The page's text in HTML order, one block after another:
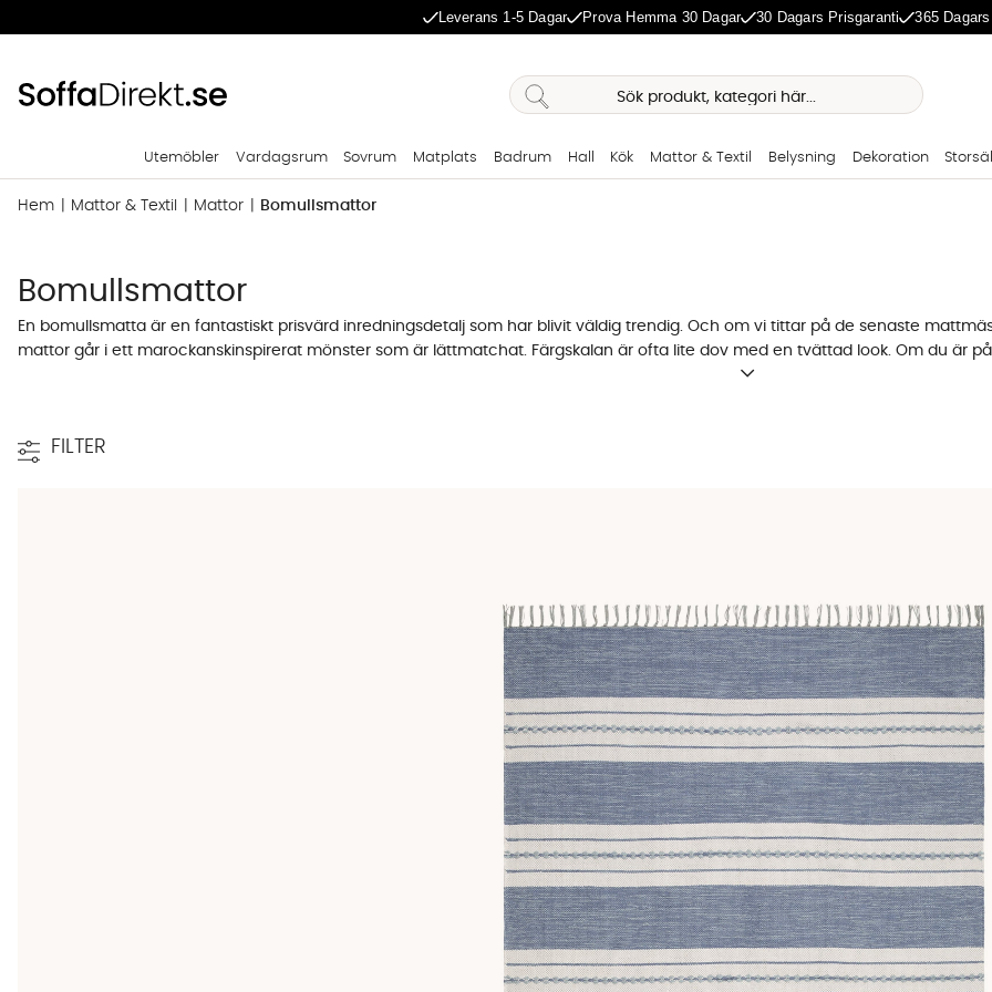
Leverans 1-5 Dagar Prova Hemma 30 Dagar 30 Dagars Prisgaranti 365
Utemöbler Vardagsrum Sovrum Matplats Badrum Hall Kök Mattor & Textil Belysning Dekoration
Hem Mattor & Textil Mattor Bomullsmattor
Bomullsmattor
En bomullsmatta är en fantastiskt prisvärd inredningsdetalj som har blivit väldig trendig. Och om vi tittar på de senaste
mattor går i ett marockanskinspirerat mönster som är lättmatchat. Färgskalan är ofta lite dov med en tvättad look. Om du är
Snyggt, trendigt och prisvärt
modell med fransar. Fler av våra bomullsmattor finns både som gångmattor och vardagsrumsmattor. Det gör det lätt för dig
Inga problem. Vi har öppet köp i 365 dagar. Så om det skulle bli helt fel där hemma så kan du enkelt skicka tillbaka varan till
ska slå till. I annat fall så gör det inte lika ont i plånboken att byta matta om du skulle tröttna. Hoppas att du kan hitta din nya
FILTER